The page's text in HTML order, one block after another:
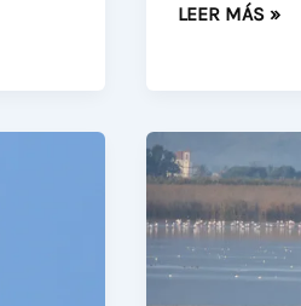
ÚLTIMAS
LEER MÁS »